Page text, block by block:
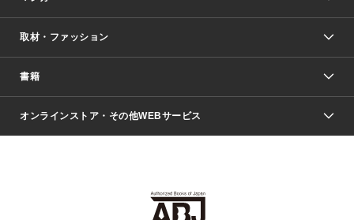
少年マンガ
Vジャンプ
週刊ヤングジャンプ
少女マンガ
取材・ファッション
Seventeen
芸能・情報・スポーツ
書籍
文芸・文庫・総合
ライトノベル・ノベライズ
オンラインストア・その他WEBサービス